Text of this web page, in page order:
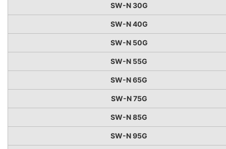
SW-N 30G
SW-N 40G
SW-N 50G
SW-N 55G
SW-N 65G
SW-N 75G
SW-N 85G
SW-N 95G